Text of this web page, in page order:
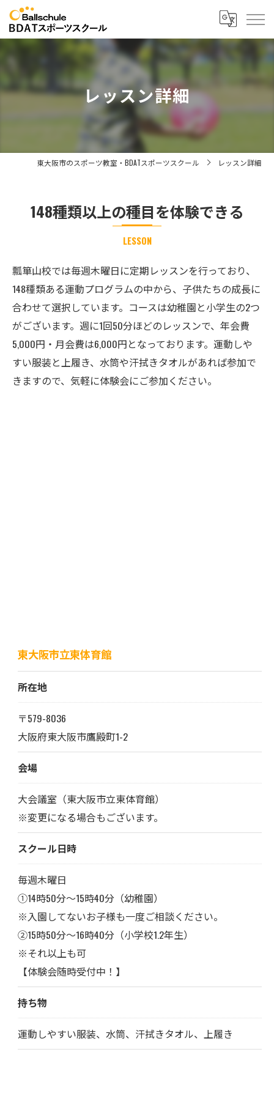
レッスン詳細
東大阪市のスポーツ教室・BDATスポーツスクール レッスン詳細
148種類以上の種目を体験できる
LESSON
瓢箪山校では毎週木曜日に定期レッスンを行っており、
148種類ある運動プログラムの中から、子供たちの成長に
合わせて選択しています。コースは幼稚園と小学生の2つ
がございます。週に1回50分ほどのレッスンで、年会費
5,000円・月会費は6,000円となっております。運動しや
すい服装と上履き、水筒や汗拭きタオルがあれば参加で
きますので、気軽に体験会にご参加ください。
東大阪市立東体育館
所在地
〒579-8036
大阪府東大阪市鷹殿町1-2
会場
大会議室（東大阪市立東体育館）
※変更になる場合もございます。
スクール日時
毎週木曜日
①14時50分〜15時40分（幼稚園）
※入園してないお子様も一度ご相談ください。
②15時50分〜16時40分（小学校1.2年生）
※それ以上も可
【体験会随時受付中！】
持ち物
運動しやすい服装、水筒、汗拭きタオル、上履き